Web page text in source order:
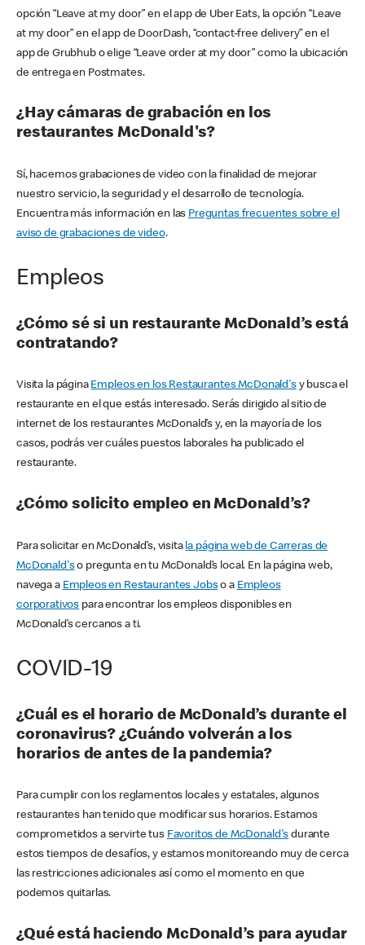
opción “Leave at my door” en el app de Uber Eats, la opción “Leave
at my door” en el app de DoorDash, “contact-free delivery” en el
app de Grubhub o elige “Leave order at my door” como la ubicación
de entrega en Postmates.
¿Hay cámaras de grabación en los
restaurantes McDonald's?
Sí, hacemos grabaciones de video con la finalidad de mejorar
nuestro servicio, la seguridad y el desarrollo de tecnología.
Encuentra más información en las Preguntas frecuentes sobre el
aviso de grabaciones de video.
Empleos
¿Cómo sé si un restaurante McDonald’s está
contratando?
Visita la página Empleos en los Restaurantes McDonald'sy busca el
restaurante en el que estás interesado. Serás dirigido al sitio de
internet de los restaurantes McDonald’s y, en la mayoría de los
casos, podrás ver cuáles puestos laborales ha publicado el
restaurante.
¿Cómo solicito empleo en McDonald’s?
Para solicitar en McDonald’s, visita la página web de Carreras de
McDonald'so pregunta en tu McDonald’s local. En la página web,
navega a Empleos en Restaurantes Jobso a Empleos
corporativos para encontrar los empleos disponibles en
McDonald’s cercanos a ti.
COVID-19
¿Cuál es el horario de McDonald’s durante el
coronavirus? ¿Cuándo volverán a los
horarios de antes de la pandemia?
Para cumplir con los reglamentos locales y estatales, algunos
restaurantes han tenido que modificar sus horarios. Estamos
comprometidos a servirte tus Favoritos de McDonald's durante
estos tiempos de desafíos, y estamos monitoreando muy de cerca
las restricciones adicionales así como el momento en que
podemos quitarlas.
¿Qué está haciendo McDonald’s para ayudar